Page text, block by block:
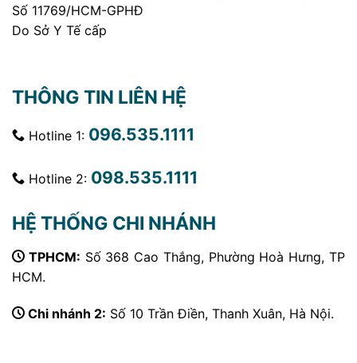
Số 11769/HCM-GPHĐ
Do Sở Y Tế cấp
THÔNG TIN LIÊN HỆ
Hotline 1: 096.535.1111
Hotline 2: 098.535.1111
HỆ THỐNG CHI NHÁNH
TPHCM: Số 368 Cao Thắng, Phường Hoà Hưng, TP
HCM.
Chi nhánh 2: Số 10 Trần Điền, Thanh Xuân, Hà Nội.